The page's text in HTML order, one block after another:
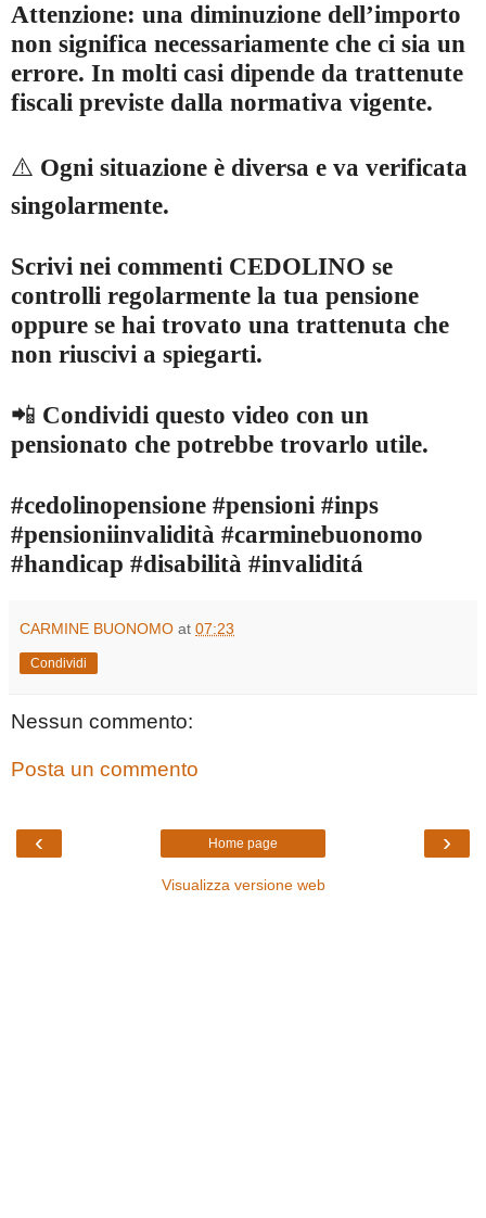
Attenzione: una diminuzione dell’importo
non significa necessariamente che ci sia un
errore. In molti casi dipende da trattenute
fiscali previste dalla normativa vigente.
⚠️ Ogni situazione è diversa e va verificata
singolarmente.
Scrivi nei commenti CEDOLINO se
controlli regolarmente la tua pensione
oppure se hai trovato una trattenuta che
non riuscivi a spiegarti.
📲 Condividi questo video con un
pensionato che potrebbe trovarlo utile.
#cedolinopensione #pensioni #inps
#pensioniinvalidità #carminebuonomo
#handicap #disabilità #invaliditá
CARMINE BUONOMO at 07:23
Condividi
Nessun commento:
Posta un commento
‹ ›
Home page
Visualizza versione web